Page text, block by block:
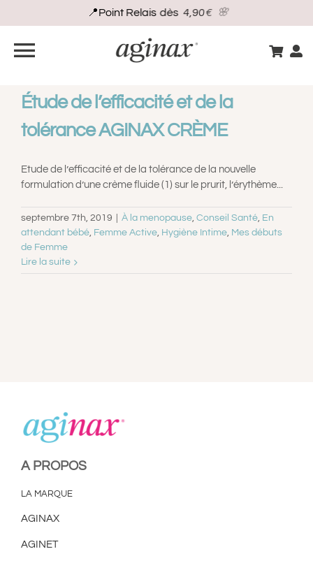
Navigation
à
bascule
BOUTIQUE
S’INSCRIRE
VOS BESOINS
PANIER
MON COMPTE
Étude de l’efficacité et de la
tolérance AGINAX CRÈME
Etude de l’efficacité et de la tolérance de la nouvelle
formulation d’une crème fluide (1) sur le prurit, l’érythème...
septembre 7th, 2019 À la menopause, Conseil Santé, En
attendant bébé, Femme Active, Hygiène Intime, Mes débuts
de Femme
Lire la suite
A PROPOS
LA MARQUE
AGINAX
AGINET